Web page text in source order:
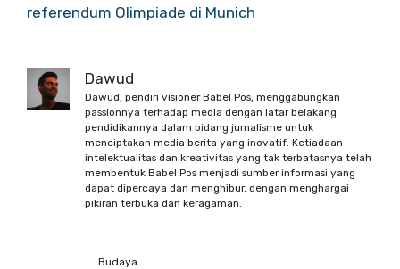
referendum Olimpiade di Munich
Dawud
Dawud, pendiri visioner Babel Pos, menggabungkan
passionnya terhadap media dengan latar belakang
pendidikannya dalam bidang jurnalisme untuk
menciptakan media berita yang inovatif. Ketiadaan
intelektualitas dan kreativitas yang tak terbatasnya telah
membentuk Babel Pos menjadi sumber informasi yang
dapat dipercaya dan menghibur, dengan menghargai
pikiran terbuka dan keragaman.
Budaya